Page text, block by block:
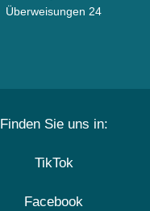
Überweisungen 24
Finden Sie uns in:
TikTok
Facebook